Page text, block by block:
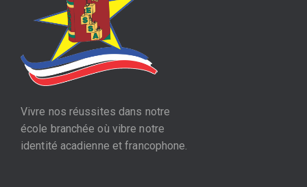
Vivre nos réussites dans notre
école branchée où vibre notre
identité acadienne et francophone.